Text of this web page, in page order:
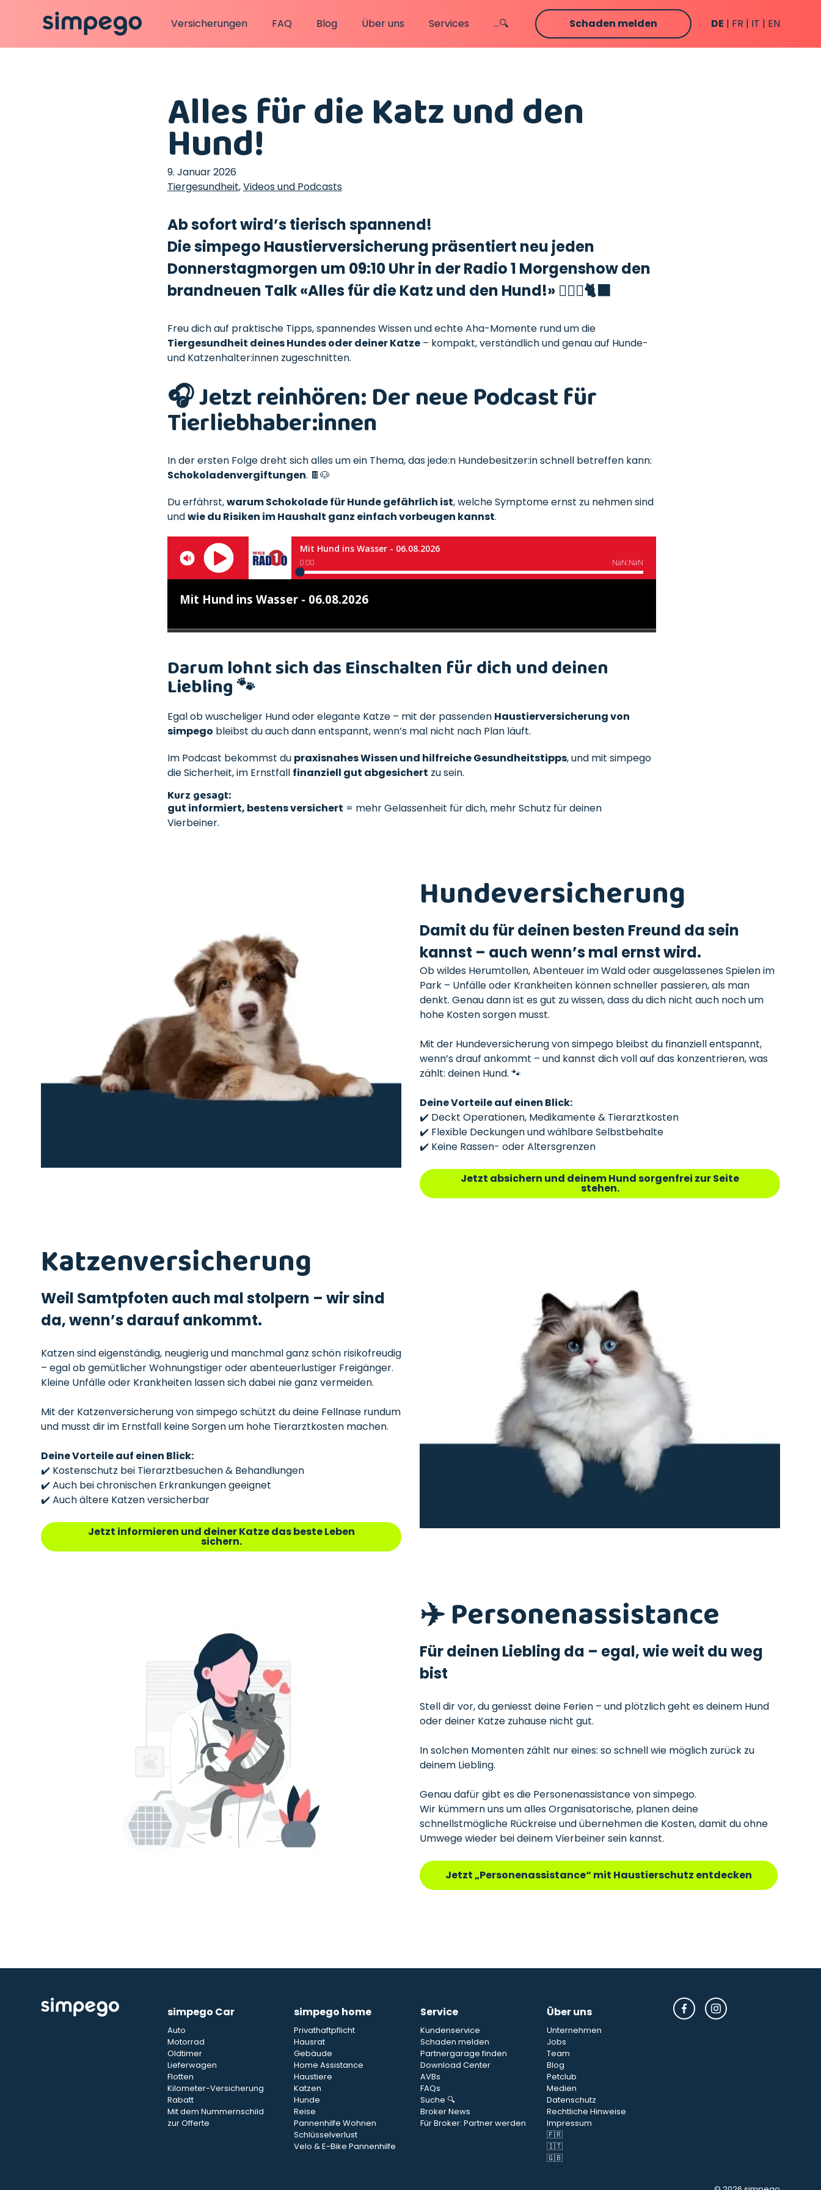
Versicherungen FAQ Blog Über uns Services ...🔍 Schaden melden DE FR IT EN
Alles für die Katz und den
Hund!
9. Januar 2026
Tiergesundheit,Videos und Podcasts
Ab sofort wird’s tierisch spannend!
Die simpego Haustierversicherung präsentiert neu jeden
Donnerstagmorgen um 09:10 Uhr in der Radio 1 Morgenshow den
brandneuen Talk «Alles für die Katz und den Hund!» 🐕‍🦺💛🐈‍⬛
Freu dich auf praktische Tipps, spannendes Wissen und echte Aha-Momente rund um die
Tiergesundheit deines Hundes oder deiner Katze– kompakt, verständlich und genau auf Hunde-
und Katzenhalter:innen zugeschnitten.
🎧 Jetzt reinhören: Der neue Podcast für
Tierliebhaber:innen
In der ersten Folge dreht sich alles um ein Thema, das jede:n Hundebesitzer:in schnell betreffen kann:
Schokoladenvergiftungen. 🍫🐶
Du erfährst,warum Schokolade für Hunde gefährlich ist, welche Symptome ernst zu nehmen sind
undwie du Risiken im Haushalt ganz einfach vorbeugen kannst.
Darum lohnt sich das Einschalten für dich und deinen
Liebling 🐾
Egal ob wuscheliger Hund oder elegante Katze – mit der passenden Haustierversicherung von
simpego bleibst du auch dann entspannt, wenn’s mal nicht nach Plan läuft.
Im Podcast bekommst du praxisnahes Wissen und hilfreiche Gesundheitstipps, und mit simpego
die Sicherheit, im Ernstfall finanziell gut abgesichert zu sein.
Kurz gesagt:
gut informiert, bestens versichert = mehr Gelassenheit für dich, mehr Schutz für deinen
Vierbeiner.
Hundeversicherung
Damit du für deinen besten Freund da sein
kannst – auch wenn’s mal ernst wird.
Ob wildes Herumtollen, Abenteuer im Wald oder ausgelassenes Spielen im
Park – Unfälle oder Krankheiten können schneller passieren, als man
denkt. Genau dann ist es gut zu wissen, dass du dich nicht auch noch um
hohe Kosten sorgen musst.
Mit der Hundeversicherung von simpego bleibst du finanziell entspannt,
wenn’s drauf ankommt – und kannst dich voll auf das konzentrieren, was
zählt: deinen Hund. 🐾
Deine Vorteile auf einen Blick:
✔️ Deckt Operationen, Medikamente & Tierarztkosten
✔️ Flexible Deckungen und wählbare Selbstbehalte
✔️ Keine Rassen- oder Altersgrenzen
Jetzt absichern und deinem Hund sorgenfrei zur Seite
stehen.
Katzenversicherung
Weil Samtpfoten auch mal stolpern – wir sind
da, wenn’s darauf ankommt.
Katzen sind eigenständig, neugierig und manchmal ganz schön risikofreudig
– egal ob gemütlicher Wohnungstiger oder abenteuerlustiger Freigänger.
Kleine Unfälle oder Krankheiten lassen sich dabei nie ganz vermeiden.
Mit der Katzenversicherung von simpego schützt du deine Fellnase rundum
und musst dir im Ernstfall keine Sorgen um hohe Tierarztkosten machen.
Deine Vorteile auf einen Blick:
✔️ Kostenschutz bei Tierarztbesuchen & Behandlungen
✔️ Auch bei chronischen Erkrankungen geeignet
✔️ Auch ältere Katzen versicherbar
Jetzt informieren und deiner Katze das beste Leben
sichern.
✈️ Personenassistance
Für deinen Liebling da – egal, wie weit du weg
bist
Stell dir vor, du geniesst deine Ferien – und plötzlich geht es deinem Hund
oder deiner Katze zuhause nicht gut.
In solchen Momenten zählt nur eines: so schnell wie möglich zurück zu
deinem Liebling.
Genau dafür gibt es die Personenassistance von simpego.
Wir kümmern uns um alles Organisatorische, planen deine
schnellstmögliche Rückreise und übernehmen die Kosten, damit du ohne
Umwege wieder bei deinem Vierbeiner sein kannst.
Jetzt „Personenassistance“ mit Haustierschutz entdecken
simpego Car
Auto
Motorrad
Oldtimer
Lieferwagen
Flotten
Kilometer-Versicherung
Rabatt
Mit dem Nummernschild
zur Offerte
simpego home
Privathaftpflicht
Hausrat
Gebäude
Home Assistance
Haustiere
Katzen
Hunde
Reise
Pannenhilfe Wohnen
Schlüsselverlust
Velo & E-Bike Pannenhilfe
Service
Kundenservice
Schaden melden
Partnergarage finden
Download Center
AVBs
FAQs
Suche 🔍
Broker News
Für Broker: Partner werden
Über uns
Unternehmen
Jobs
Team
Blog
Petclub
Medien
Datenschutz
Rechtliche Hinweise
Impressum
🇫🇷
🇮🇹
🇬🇧